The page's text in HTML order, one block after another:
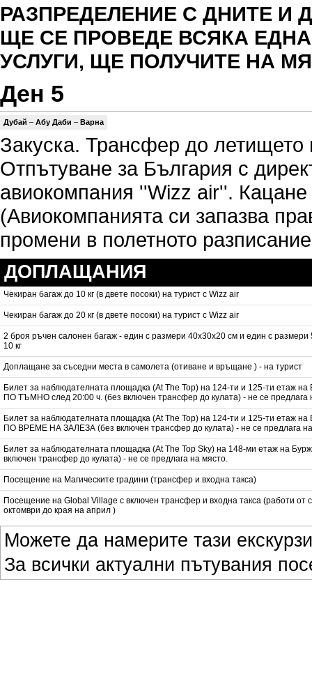
РАЗПРЕДЕЛЕНИЕ С ДНИТЕ И
ЩЕ СЕ ПРОВЕДЕ ВСЯКА
УСЛУГИ, ЩЕ ПОЛУЧИТЕ НА
Ден 5
Дубай – Абу Даби – Варна
Закуска. Трансфер до
Отпътуване за България с
авиокомпания ''Wizz air''.
(Авиокомпанията си запазва
промени в полетното
ДОПЛАЩАНИЯ
Чекиран багаж до 10 кг (в двете посоки) на турист с Wizz air
Чекиран багаж до 20 кг (в двете посоки) на турист с Wizz air
2 броя ръчен салонен багаж - един с размери 40х30х20 см и един с размери
10 кг
Доплащане за съседни места в самолета (отиване и връщане ) - на турист
Билет за наблюдателната площадка (At The Top) на 124-ти и 125-ти етаж
ПО ТЪМНО след 20:00 ч. (без включен трансфер до кулата) - не се предлага
Билет за наблюдателната площадка (At The Top) на 124-ти и 125-ти етаж
ПО ВРЕМЕ НА ЗАЛЕЗА (без включен трансфер до кулата) - не се предлага
Билет за наблюдателната площадка (At The Top Sky) на 148-ми етаж на
включен трансфер до кулата) - не се предлага на място.
Посещение на Магическите градини (трансфер и входна такса)
Посещение на Global Village с включен трансфер и входна такса (работи от
октомври до края на април )
Можете да намерите тази
За всички актуални пътувания